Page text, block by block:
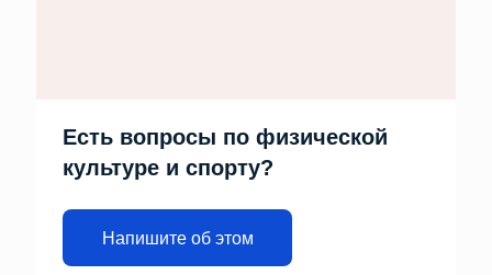
Есть вопросы по физической
культуре и спорту?
Напишите об этом